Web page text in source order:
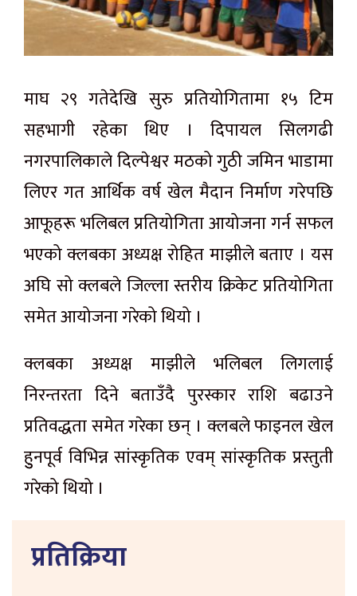
माघ २९ गतेदेखि सुरु प्रतियोगितामा १५ टिम
सहभागी रहेका थिए । दिपायल सिलगढी
नगरपालिकाले दिल्पेश्वर मठको गुठी जमिन भाडामा
लिएर गत आर्थिक वर्ष खेल मैदान निर्माण गरेपछि
आफूहरू भलिबल प्रतियोगिता आयोजना गर्न सफल
भएको क्लबका अध्यक्ष रोहित माझीले बताए । यस
अघि सो क्लबले जिल्ला स्तरीय क्रिकेट प्रतियोगिता
समेत आयोजना गरेको थियो ।
क्लबका अध्यक्ष माझीले भलिबल लिगलाई
निरन्तरता दिने बताउँदै पुरस्कार राशि बढाउने
प्रतिवद्धता समेत गरेका छन् । क्लबले फाइनल खेल
हुुनपूर्व विभिन्न सांस्कृतिक एवम् सांस्कृतिक प्रस्तुती
गरेको थियो ।
प्रतिक्रिया